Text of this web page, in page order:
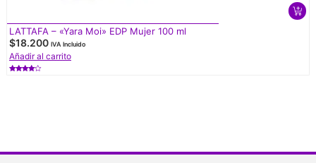
LATTAFA – «Yara Moi» EDP Mujer 100 ml
$18.200 IVA Incluido
Añadir al carrito